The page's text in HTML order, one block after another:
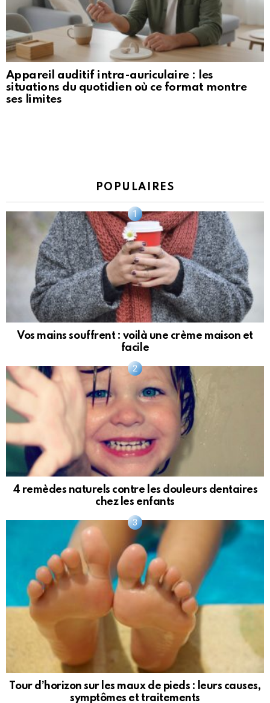
Appareil auditif intra-auriculaire : les
situations du quotidien où ce format montre
ses limites
POPULAIRES
Vos mains souffrent : voilà une crème maison et
facile
4 remèdes naturels contre les douleurs dentaires
chez les enfants
Tour d’horizon sur les maux de pieds : leurs causes,
symptômes et traitements